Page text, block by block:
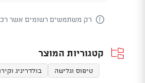
רק משתמשים רשומים אשר
קטגוריות המוצר
טיפוס וגלישה בולדריניג